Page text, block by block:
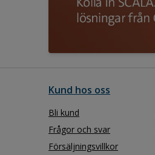
Kund hos oss
Bli kund
Frågor och svar
Försäljningsvillkor